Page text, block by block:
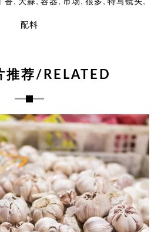
丁香 大蒜 容器 市场 很多 特写镜头
配料
推荐/RELATED